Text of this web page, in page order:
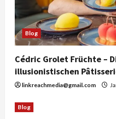
Blog
Cédric Grolet Früchte –
illusionistischen
linkreachmedia@gmail.com
Blog